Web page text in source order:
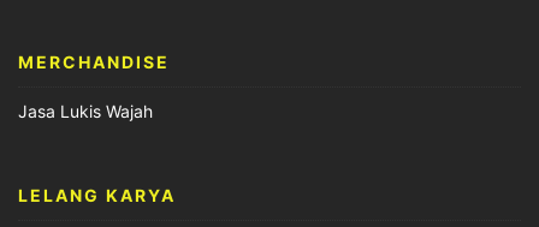
MERCHANDISE
Jasa Lukis Wajah
LELANG KARYA